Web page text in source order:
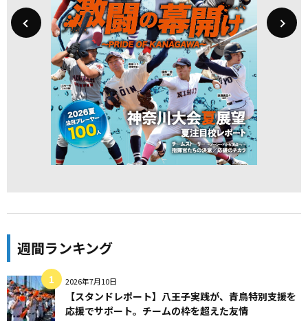
週間ランキング
2026年7月10日
【スタンドレポート】八王子実践が、青鳥特別支援を
応援でサポート。チームの枠を超えた友情